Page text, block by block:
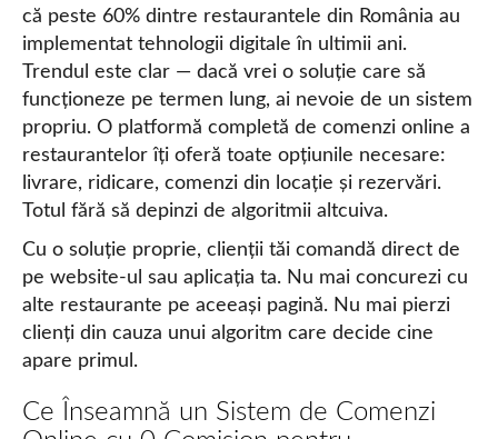
că peste 60% dintre restaurantele din România au
implementat tehnologii digitale în ultimii ani.
Trendul este clar — dacă vrei o soluție care să
funcționeze pe termen lung, ai nevoie de un sistem
propriu. O platformă completă de comenzi online a
restaurantelor îți oferă toate opțiunile necesare:
livrare, ridicare, comenzi din locație și rezervări.
Totul fără să depinzi de algoritmii altcuiva.
Cu o soluție proprie, clienții tăi comandă direct de
pe website-ul sau aplicația ta. Nu mai concurezi cu
alte restaurante pe aceeași pagină. Nu mai pierzi
clienți din cauza unui algoritm care decide cine
apare primul.
Ce Înseamnă un Sistem de Comenzi